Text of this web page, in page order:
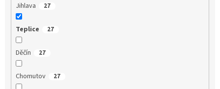
Jihlava 27
Teplice 27
Děčín 27
Chomutov 27